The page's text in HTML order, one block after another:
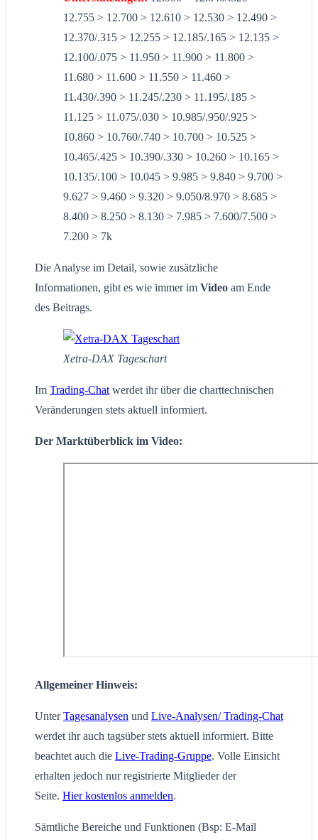
12.755 > 12.700 > 12.610 > 12.530 > 12.490 >
12.370/.315 > 12.255 > 12.185/.165 > 12.135 >
12.100/.075 > 11.950 > 11.900 > 11.800 >
11.680 > 11.600 > 11.550 > 11.460 >
11.430/.390 > 11.245/.230 > 11.195/.185 >
11.125 > 11.075/.030 > 10.985/.950/.925 >
10.860 > 10.760/.740 > 10.700 > 10.525 >
10.465/.425 > 10.390/.330 > 10.260 > 10.165 >
10.135/.100 > 10.045 > 9.985 > 9.840 > 9.700 >
9.627 > 9.460 > 9.320 > 9.050/8.970 > 8.685 >
8.400 > 8.250 > 8.130 > 7.985 > 7.600/7.500 >
7.200 > 7k
Die Analyse im Detail, sowie zusätzliche
Informationen, gibt es wie immer im Video am Ende
des Beitrags.
Xetra-DAX Tageschart
Im Trading-Chat werdet ihr über die charttechnischen
Veränderungen stets aktuell informiert.
Der Marktüberblick im Video:
Allgemeiner Hinweis:
UnterTagesanalysen und Live-Analysen/ Trading-Chat
werdet ihr auch tagsüber stets aktuell informiert. Bitte
beachtet auch die Live-Trading-Gruppe. Volle Einsicht
erhalten jedoch nur registrierte Mitglieder der
Seite. Hier kostenlos anmelden.
Sämtliche Bereiche und Funktionen (Bsp: E-Mail